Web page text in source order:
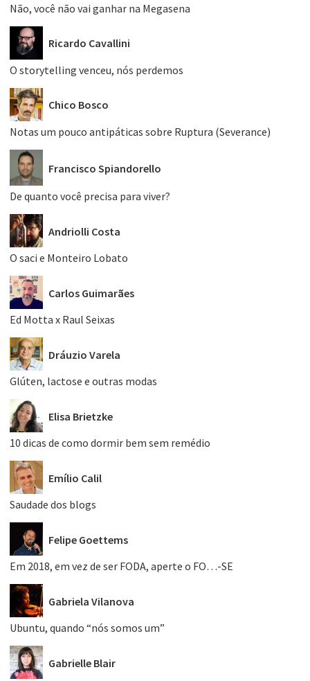
Não, você não vai ganhar na Megasena
Ricardo Cavallini
O storytelling venceu, nós perdemos
Chico Bosco
Notas um pouco antipáticas sobre Ruptura (Severance)
Francisco Spiandorello
De quanto você precisa para viver?
Andriolli Costa
O saci e Monteiro Lobato
Carlos Guimarães
Ed Motta x Raul Seixas
Dráuzio Varela
Glúten, lactose e outras modas
Elisa Brietzke
10 dicas de como dormir bem sem remédio
Emílio Calil
Saudade dos blogs
Felipe Goettems
Em 2018, em vez de ser FODA, aperte o FO…-SE
Gabriela Vilanova
Ubuntu, quando “nós somos um”
Gabrielle Blair